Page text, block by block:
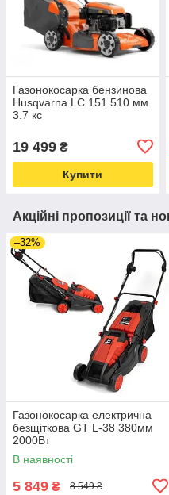
Газонокосарка бензинова
Husqvarna LC 151 510 мм
3.7 кс
19 499 ₴
Купити
Акційні пропозиції та
–32%
Газонокосарка електрична
безщіткова GT L-38 380мм
2000Вт
В наявності
5 849 ₴ 8 549 ₴